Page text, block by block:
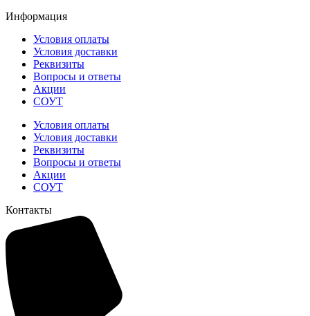
Информация
Условия оплаты
Условия доставки
Реквизиты
Вопросы и ответы
Акции
СОУТ
Условия оплаты
Условия доставки
Реквизиты
Вопросы и ответы
Акции
СОУТ
Контакты